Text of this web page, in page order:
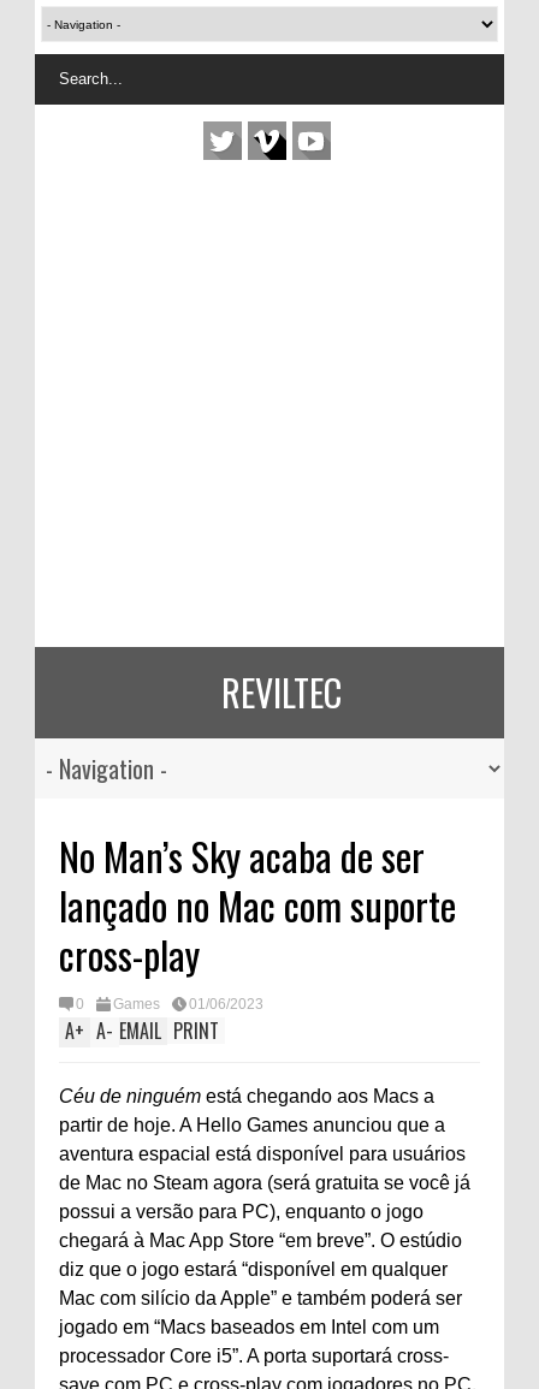
REVILTEC
No Man’s Sky acaba de ser
lançado no Mac com suporte
cross-play
0 Games 01/06/2023
A+ A- EMAIL PRINT
Céu de ninguém está chegando aos Macs a
partir de hoje. A Hello Games anunciou que a
aventura espacial está disponível para usuários
de Mac no Steam agora (será gratuita se você já
possui a versão para PC), enquanto o jogo
chegará à Mac App Store “em breve”. O estúdio
diz que o jogo estará “disponível em qualquer
Mac com silício da Apple” e também poderá ser
jogado em “Macs baseados em Intel com um
processador Core i5”. A porta suportará cross-
save com PC e cross-play com jogadores no PC,